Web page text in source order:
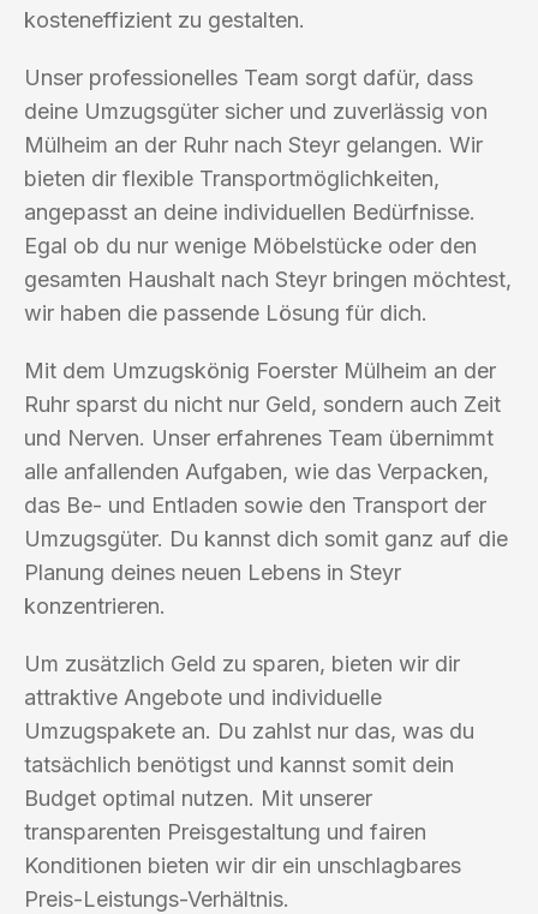
kosteneffizient zu gestalten.
Unser professionelles Team sorgt dafür, dass
deine Umzugsgüter sicher und zuverlässig von
Mülheim an der Ruhr nach Steyr gelangen. Wir
bieten dir flexible Transportmöglichkeiten,
angepasst an deine individuellen Bedürfnisse.
Egal ob du nur wenige Möbelstücke oder den
gesamten Haushalt nach Steyr bringen möchtest,
wir haben die passende Lösung für dich.
Mit dem Umzugskönig Foerster Mülheim an der
Ruhr sparst du nicht nur Geld, sondern auch Zeit
und Nerven. Unser erfahrenes Team übernimmt
alle anfallenden Aufgaben, wie das Verpacken,
das Be- und Entladen sowie den Transport der
Umzugsgüter. Du kannst dich somit ganz auf die
Planung deines neuen Lebens in Steyr
konzentrieren.
Um zusätzlich Geld zu sparen, bieten wir dir
attraktive Angebote und individuelle
Umzugspakete an. Du zahlst nur das, was du
tatsächlich benötigst und kannst somit dein
Budget optimal nutzen. Mit unserer
transparenten Preisgestaltung und fairen
Konditionen bieten wir dir ein unschlagbares
Preis-Leistungs-Verhältnis.